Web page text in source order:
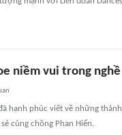
niềm vui trong
hạnh phúc viết về những
cùng chồng Phan Hiển.